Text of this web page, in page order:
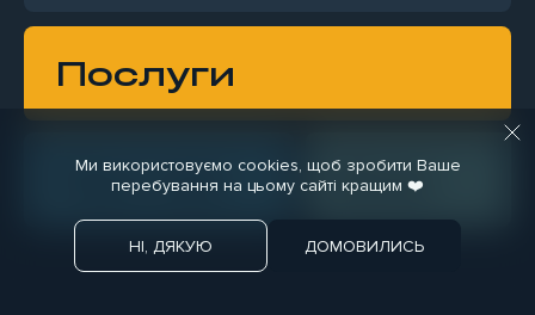
Послуги
Медіа
Розробка
Дизайн
Про нас Блог
Ми використовуємо cookies, щоб зробити Ваше
перебування на цьому сайті кращим ❤️
НІ, ДЯКУЮ ДОМОВИЛИСЬ